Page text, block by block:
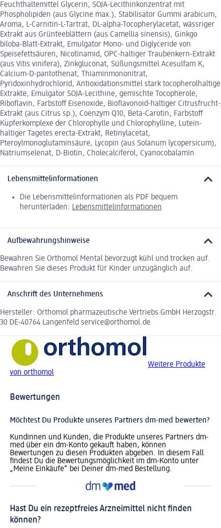
Feuchthaltemittel Glycerin, SOJA-Lecithinkonzentrat mit
Phospholipiden (aus Glycine max.), Stabilisator Gummi arabicum,
Aroma, L-Carnitin-L-Tartrat, DL-alpha-Tocopherylacetat, wässriger
Extrakt aus Grünteeblättern (aus Camellia sinensis), Ginkgo
biloba-Blatt-Extrakt, Emulgator Mono- und Diglyceride von
Speisefettsäuren, Nicotinamid, OPC-haltiger Traubenkern-Extrakt
(aus Vitis vinifera), Zinkgluconat, Süßungsmittel Acesulfam K,
Calcium-D-pantothenat, Thiaminmononitrat,
Pyridoxinhydrochlorid, Antioxidationsmittel stark tocopherolhaltige
Extrakte, Emulgator SOJA-Lecithine, gemischte Tocopherole,
Riboflavin, Farbstoff Eisenoxide, Bioflavonoid-haltiger Citrusfrucht-
Extrakt (aus Citrus sp.), Coenzym Q10, Beta-Carotin, Farbstoff
Kupferkomplexe der Chlorophylle und Chlorophylline, Lutein-
haltiger Tagetes erecta-Extrakt, Retinylacetat,
Pteroylmonoglutaminsäure, Lycopin (aus Solanum lycopersicum),
Natriumselenat, D-Biotin, Cholecalciferol, Cyanocobalamin
Lebensmittelinformationen
Die Lebensmittelinformationen als PDF bequem
herunterladen: Lebensmittelinformationen
Aufbewahrungshinweise
Bewahren Sie Orthomol Mental bevorzugt kühl und trocken auf.
Bewahren Sie dieses Produkt für Kinder unzugänglich auf.
Anschrift des Unternehmens
Hersteller: Orthomol pharmazeutische Vertriebs GmbH Herzogstr.
30 DE-40764 Langenfeld service@orthomol.de
Weitere Produkte
von orthomol
Bewertungen
Möchtest Du Produkte unseres Partners dm-med bewerten?
Kundinnen und Kunden, die Produkte unseres Partners dm-
med über ein dm-Konto gekauft haben, können
Bewertungen zu diesen Produkten abgeben. In diesem Fall
findest Du die Bewertungsmöglichkeit im dm-Konto unter
„Meine Einkäufe“ bei Deiner dm-med Bestellung.
Hast Du ein rezeptfreies Arzneimittel nicht finden
können?